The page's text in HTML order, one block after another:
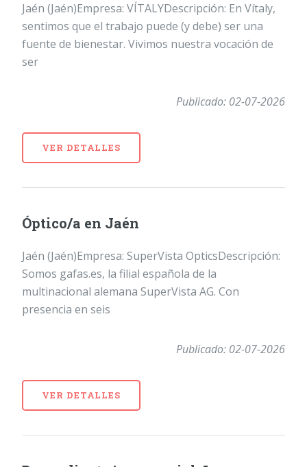
Jaén (Jaén)Empresa: VÍTALYDescripción: En Vítaly,
sentimos que el trabajo puede (y debe) ser una
fuente de bienestar. Vivimos nuestra vocación de
ser
Publicado: 02-07-2026
VER DETALLES
Óptico/a en Jaén
Jaén (Jaén)Empresa: SuperVista OpticsDescripción:
Somos gafas.es, la filial española de la
multinacional alemana SuperVista AG. Con
presencia en seis
Publicado: 02-07-2026
VER DETALLES